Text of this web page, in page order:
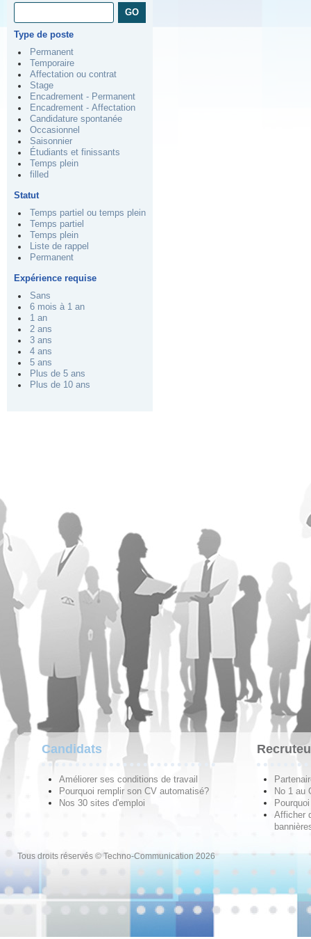
Type de poste
Permanent
Temporaire
Affectation ou contrat
Stage
Encadrement - Permanent
Encadrement - Affectation
Candidature spontanée
Occasionnel
Saisonnier
Étudiants et finissants
Temps plein
filled
Statut
Temps partiel ou temps plein
Temps partiel
Temps plein
Liste de rappel
Permanent
Expérience requise
Sans
6 mois à 1 an
1 an
2 ans
3 ans
4 ans
5 ans
Plus de 5 ans
Plus de 10 ans
Candidats
Améliorer ses conditions de travail
Pourquoi remplir son CV automatisé?
Nos 30 sites d'emploi
No 1 au
Afficher
Tous droits réservés © Techno-Communication 2026